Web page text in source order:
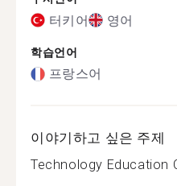
터키어 영어
학습언어
프랑스어
이야기하고 싶은 주제
Technology Education